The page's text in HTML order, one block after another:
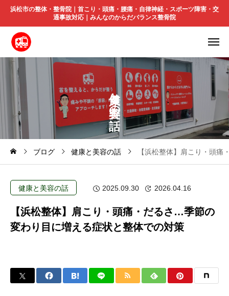
浜松市の整体・整骨院｜首こり・頭痛・腰痛・自律神経・スポーツ障害・交
通事故対応｜みんなのからだバランス整骨院
と
の
ブログ 健康と美容の話 【浜松整体】肩こり・頭
健康と美容の話 2025.09.30 2026.04.16
【浜松整体】肩こり・頭痛・だるさ…季節の
変わり目に増える症状と整体での対策